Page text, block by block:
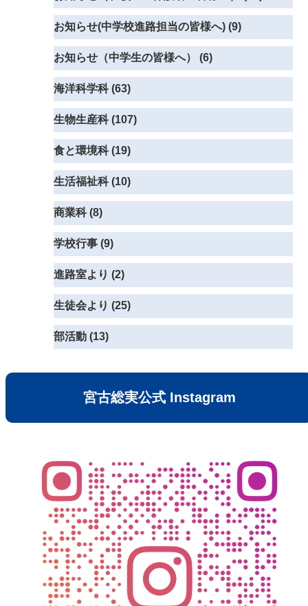
お知らせ(中学校進路担当の皆様へ) (9)
お知らせ（中学生の皆様へ） (6)
海洋科学科 (63)
生物生産科 (107)
食と環境科 (19)
生活福祉科 (10)
商業科 (8)
学校行事 (9)
進路室より (2)
生徒会より (25)
部活動 (13)
宮古総実公式 Instagram